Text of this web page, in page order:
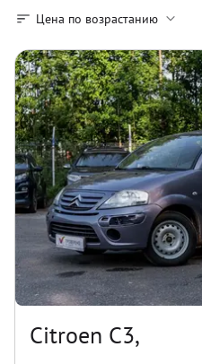
Цена по возрастанию
Citroen C3,